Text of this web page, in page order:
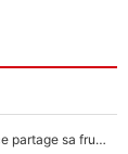
Mis de côté par Fabien Galthié, un joueur du XV de France partage sa frustration : «ils ne me l’ont pas dit tout de suite»